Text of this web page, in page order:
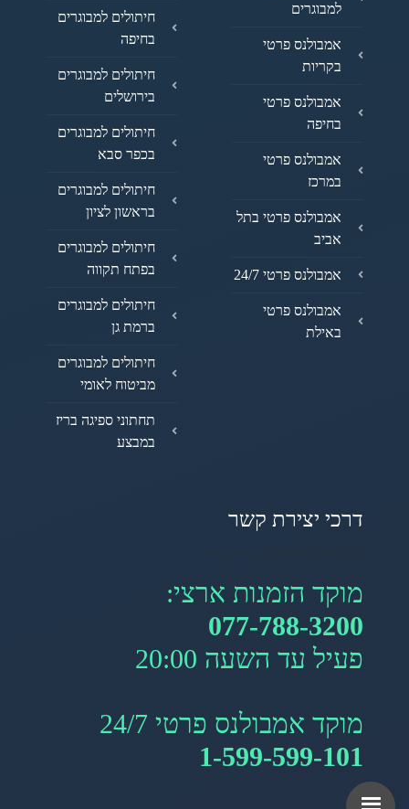
למבוגרים
אמבולנס פרטי
בקריות
אמבולנס פרטי
בחיפה
אמבולנס פרטי
במרכז
אמבולנס פרטי בתל
אביב
אמבולנס פרטי 24/7
אמבולנס פרטי
באילת
חיתולים למבוגרים
בחיפה
חיתולים למבוגרים
בירושלים
חיתולים למבוגרים
בכפר סבא
חיתולים למבוגרים
בראשון לציון
חיתולים למבוגרים
בפתח תקווה
חיתולים למבוגרים
ברמת גן
חיתולים למבוגרים
מביטוח לאומי
תחתוני ספיגה בריז
במבצע
דרכי יצירת קשר
מוקד הזמנות ארצי:
077-788-3200
פעיל עד השעה 20:00
מוקד אמבולנס פרטי 24/7
1-599-599-101